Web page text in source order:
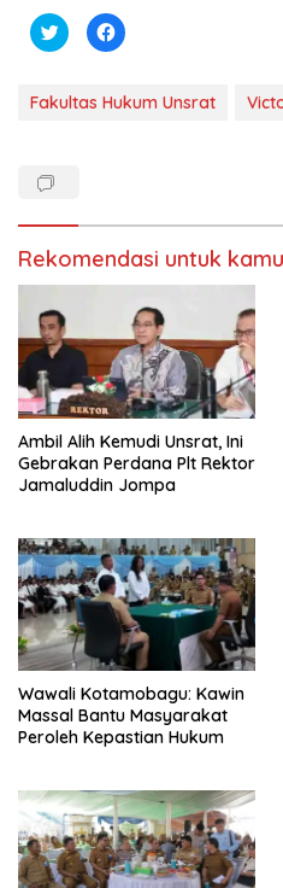
K
l
n
t
g
p
d
T
w
i
e
r
(
M
e
m
b
u
d
i
j
e
n
d
e
l
a
y
n
g
b
a
K
l
n
t
g
k
n
a
c
e
b
o
o
k
(
M
e
m
k
a
d
i
j
e
n
d
e
l
y
a
n
g
u
Fakultas Hukum Unsrat
Rekomendasi untuk kamu
Ambil Alih Kemudi Unsrat, Ini
Gebrakan Perdana Plt Rektor
Jamaluddin Jompa
Wawali Kotamobagu: Kawin
Massal Bantu Masyarakat
Peroleh Kepastian Hukum